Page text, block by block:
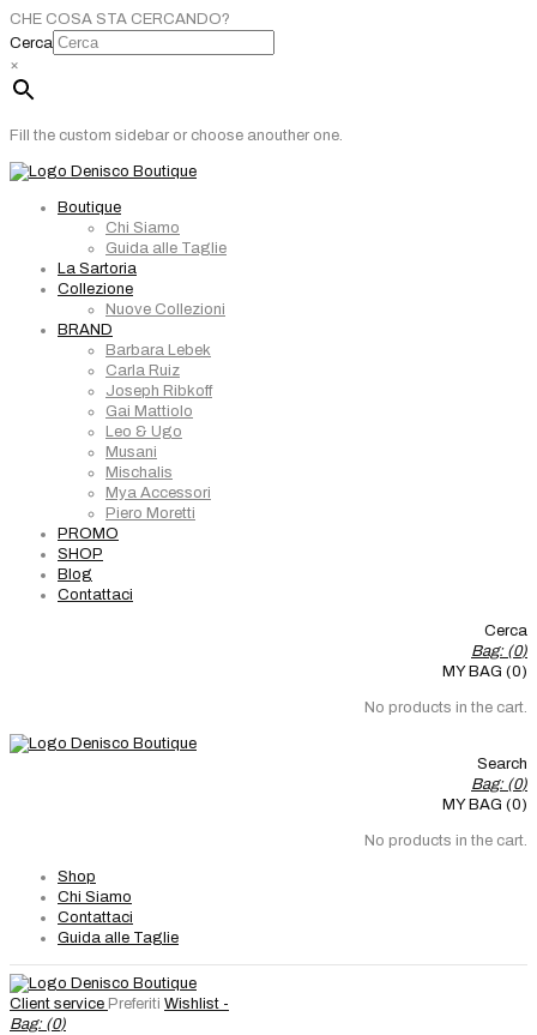
CHE COSA STA CERCANDO?
Cerca
×
Fill the custom sidebar or choose anouther one.
Boutique
Chi Siamo
Guida alle Taglie
La Sartoria
Collezione
Nuove Collezioni
BRAND
Barbara Lebek
Carla Ruiz
Joseph Ribkoff
Gai Mattiolo
Leo & Ugo
Musani
Mischalis
Mya Accessori
Piero Moretti
PROMO
SHOP
Blog
Contattaci
Cerca
Bag: (0)
MY BAG (0)
No products in the cart.
Search
Bag: (0)
MY BAG (0)
No products in the cart.
Shop
Chi Siamo
Contattaci
Guida alle Taglie
Client service Preferiti Wishlist -
Bag: (0)